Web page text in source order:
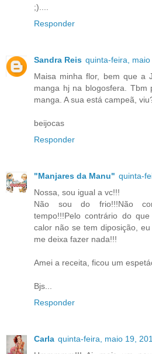
;)....
Responder
Sandra Reis quinta-feira, maio
Maisa minha flor, bem que a
manga hj na blogosfera. Tbm
manga. A sua está campeã,
beijocas
Responder
"Manjares da Manu" quinta-
Nossa, sou igual a vc!!!
Não sou do frio!!!Não
tempo!!!Pelo contrário do
calor não se tem diposição,
me deixa fazer nada!!!
Amei a receita, ficou um
Bjs...
Responder
Carla quinta-feira, maio 19,